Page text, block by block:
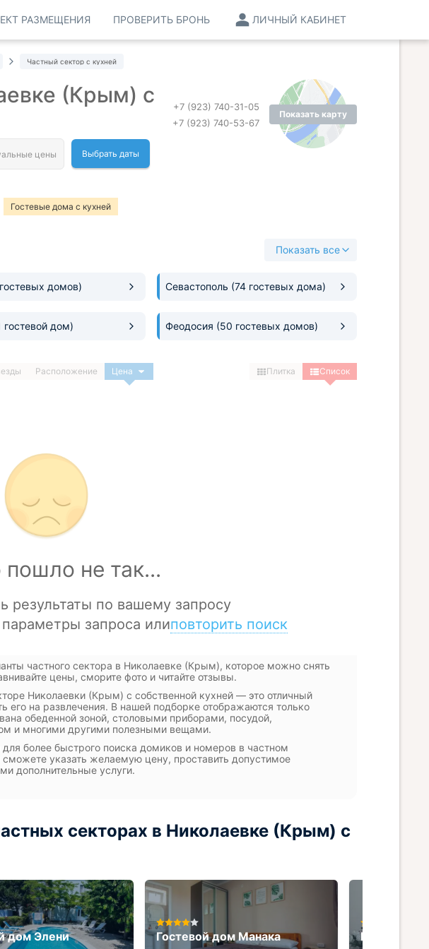
ЛИЧНЫЙ КАБИНЕТ
ПРОВЕРИТЬ БРОНЬ
РАЗМЕЩЕНИЯ
Частный сектор с кухней
Показать карту
+7 (923) 740-31-05
+7 (923) 740-53-67
(Крым) с
Выбрать даты
Гостевые дома с кухней
Показать все
домов) Севастополь (74 гостевых дома)
гостевой дом) Феодосия (50 гостевых домов)
Расположение Цена Плитка Список
частного сектора в Николаевке (Крым), которое можно снять
цены, сморите фото и читайте отзывы.
Николаевки (Крым) с собственной кухней — это отличный
его на развлечения. В нашей подборке отображаются только
обеденной зоной, столовыми приборами, посудой,
и многими другими полезными вещами.
более быстрого поиска домиков и номеров в частном
указать желаемую цену, проставить допустимое
дополнительные услуги.
секторах в Николаевке (Крым) с
дом Элени Гостевой дом Манака Гостевой